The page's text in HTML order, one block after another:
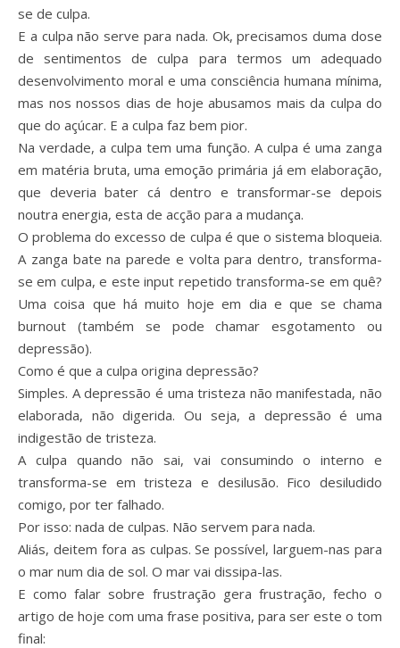
se de culpa.
E a culpa não serve para nada. Ok, precisamos duma dose
de sentimentos de culpa para termos um adequado
desenvolvimento moral e uma consciência humana mínima,
mas nos nossos dias de hoje abusamos mais da culpa do
que do açúcar. E a culpa faz bem pior.
Na verdade, a culpa tem uma função. A culpa é uma zanga
em matéria bruta, uma emoção primária já em elaboração,
que deveria bater cá dentro e transformar-se depois
noutra energia, esta de acção para a mudança.
O problema do excesso de culpa é que o sistema bloqueia.
A zanga bate na parede e volta para dentro, transforma-
se em culpa, e este input repetido transforma-se em quê?
Uma coisa que há muito hoje em dia e que se chama
burnout (também se pode chamar esgotamento ou
depressão).
Como é que a culpa origina depressão?
Simples. A depressão é uma tristeza não manifestada, não
elaborada, não digerida. Ou seja, a depressão é uma
indigestão de tristeza.
A culpa quando não sai, vai consumindo o interno e
transforma-se em tristeza e desilusão. Fico desiludido
comigo, por ter falhado.
Por isso: nada de culpas. Não servem para nada.
Aliás, deitem fora as culpas. Se possível, larguem-nas para
o mar num dia de sol. O mar vai dissipa-las.
E como falar sobre frustração gera frustração, fecho o
artigo de hoje com uma frase positiva, para ser este o tom
final: